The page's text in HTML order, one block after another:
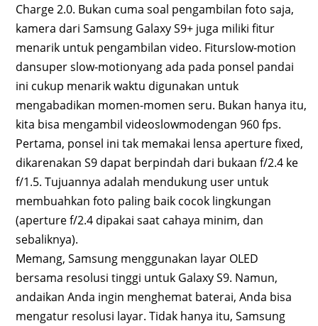
Charge 2.0. Bukan cuma soal pengambilan foto saja,
kamera dari Samsung Galaxy S9+ juga miliki fitur
menarik untuk pengambilan video. Fiturslow-motion
dansuper slow-motionyang ada pada ponsel pandai
ini cukup menarik waktu digunakan untuk
mengabadikan momen-momen seru. Bukan hanya itu,
kita bisa mengambil videoslowmodengan 960 fps.
Pertama, ponsel ini tak memakai lensa aperture fixed,
dikarenakan S9 dapat berpindah dari bukaan f/2.4 ke
f/1.5. Tujuannya adalah mendukung user untuk
membuahkan foto paling baik cocok lingkungan
(aperture f/2.4 dipakai saat cahaya minim, dan
sebaliknya).
Memang, Samsung menggunakan layar OLED
bersama resolusi tinggi untuk Galaxy S9. Namun,
andaikan Anda ingin menghemat baterai, Anda bisa
mengatur resolusi layar. Tidak hanya itu, Samsung